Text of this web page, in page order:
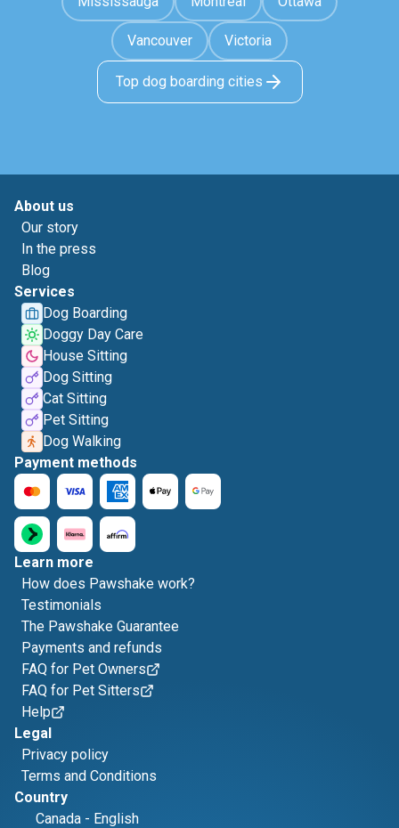
Vancouver Victoria
Top dog boarding cities
About us
Our story
In the press
Blog
Services
Dog Boarding
Doggy Day Care
House Sitting
Dog Sitting
Cat Sitting
Pet Sitting
Dog Walking
Payment methods
Learn more
How does Pawshake work?
Testimonials
The Pawshake Guarantee
Payments and refunds
FAQ for Pet Owners
FAQ for Pet Sitters
Help
Legal
Privacy policy
Terms and Conditions
Country
Canada - English